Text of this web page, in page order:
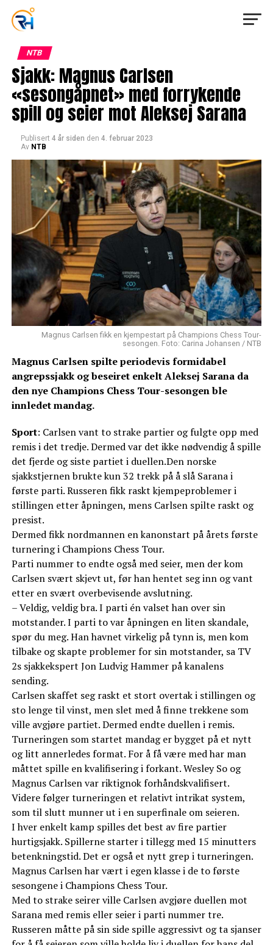
NTB
Sjakk: Magnus Carlsen
«sesongåpnet» med forrykende
spill og seier mot Aleksej Sarana
Publisert 4 år siden den 4. februar 2023
Av NTB
Magnus Carlsen fikk en kjempestart på Champions Chess Tour-
sesongen. Foto: Carina Johansen / NTB
Magnus Carlsen spilte periodevis formidabel
angrepssjakk og beseiret enkelt Aleksej Sarana da
den nye Champions Chess Tour-sesongen ble
innledet mandag.
Sport: Carlsen vant to strake partier og fulgte opp med
remis i det tredje. Dermed var det ikke nødvendig å spille
det fjerde og siste partiet i duellen.Den norske
sjakkstjernen brukte kun 32 trekk på å slå Sarana i
første parti. Russeren fikk raskt kjempeproblemer i
stillingen etter åpningen, mens Carlsen spilte raskt og
presist.
Dermed fikk nordmannen en kanonstart på årets første
turnering i Champions Chess Tour.
Parti nummer to endte også med seier, men der kom
Carlsen svært skjevt ut, før han hentet seg inn og vant
etter en svært overbevisende avslutning.
– Veldig, veldig bra. I parti én valset han over sin
motstander. I parti to var åpningen en liten skandale,
spør du meg. Han havnet virkelig på tynn is, men kom
tilbake og skapte problemer for sin motstander, sa TV
2s sjakkekspert Jon Ludvig Hammer på kanalens
sending.
Carlsen skaffet seg raskt et stort overtak i stillingen og
sto lenge til vinst, men slet med å finne trekkene som
ville avgjøre partiet. Dermed endte duellen i remis.
Turneringen som startet mandag er bygget på et nytt
og litt annerledes format. For å få være med har man
måttet spille en kvalifisering i forkant. Wesley So og
Magnus Carlsen var riktignok forhåndskvalifisert.
Videre følger turneringen et relativt intrikat system,
som til slutt munner ut i en superfinale om seieren.
I hver enkelt kamp spilles det best av fire partier
hurtigsjakk. Spillerne starter i tillegg med 15 minutters
betenkningstid. Det er også et nytt grep i turneringen.
Magnus Carlsen har vært i egen klasse i de to første
sesongene i Champions Chess Tour.
Med to strake seirer ville Carlsen avgjøre duellen mot
Sarana med remis eller seier i parti nummer tre.
Russeren måtte på sin side spille aggressivt og ta sjanser